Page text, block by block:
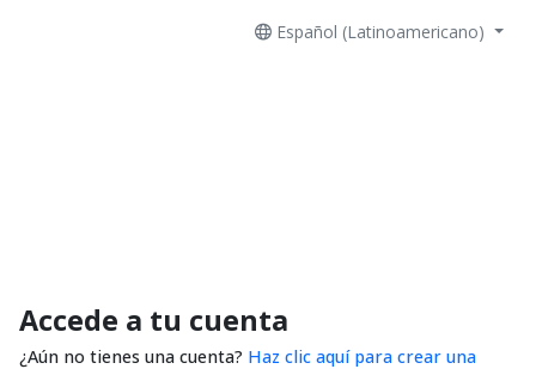
Español (Latinoamericano)
Accede a tu cuenta
¿Aún no tienes una cuenta? Haz clic aquí para crear una